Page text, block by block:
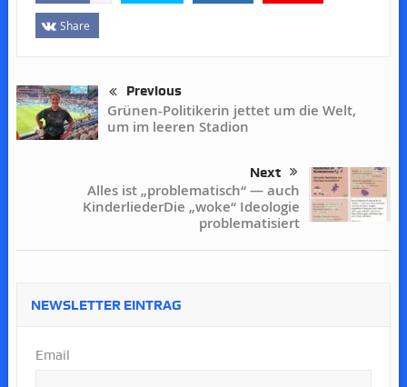
Share
Previous
Grünen-Politikerin jettet um die Welt,
um im leeren Stadion
Next
Alles ist „problematisch“ — auch
KinderliederDie „woke“ Ideologie
problematisiert
NEWSLETTER EINTRAG
Email